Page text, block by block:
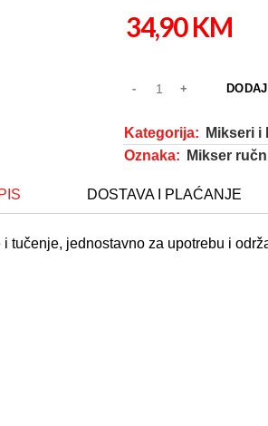
34,90KM
Kategorija:
Mikseri i
Oznaka:
Mikser
DOSTAVA I PLAĆANJE
tučenje, jednostavno za upotrebu i